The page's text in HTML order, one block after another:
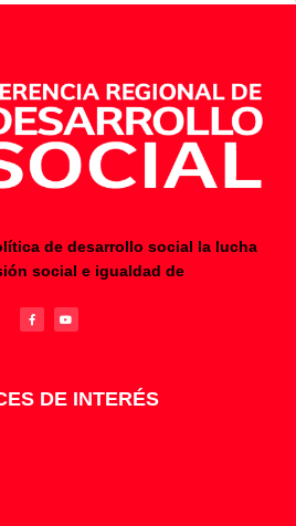
de desarrollo social la lucha
social e igualdad de
c
e
b
u
t
u
DE INTERÉS